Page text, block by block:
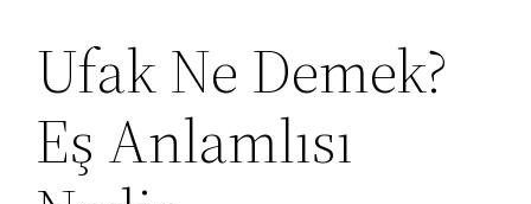
Ufak Ne Demek?
Eş Anlamlısı